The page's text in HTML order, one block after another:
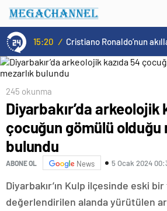
15:20 /
245 okunma
Diyarbakır’da arkeolojik
çocuğun gömülü olduğu
bulundu
ABONE OL News 5 Ocak 2024
Diyarbakır’ın Kulp ilçesinde eski
değerlendirilen alanda yürütülen